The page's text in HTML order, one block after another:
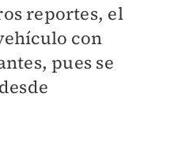
reportes, el
con
pues se